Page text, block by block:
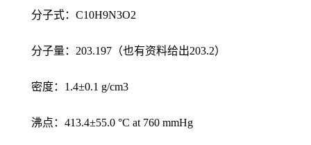
分子式：C10H9N3O2
分子量：203.197（也有资料给出203.2）
密度：1.4±0.1 g/cm3
沸点：413.4±55.0 °C at 760 mmHg